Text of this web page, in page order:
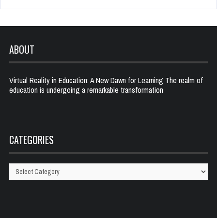
ABOUT
Virtual Reality in Education: A New Dawn for Learning The realm of
education is undergoing a remarkable transformation
CATEGORIES
Categories